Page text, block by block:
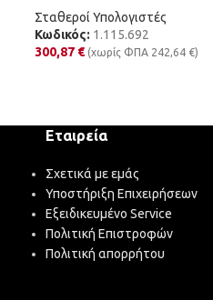
Σταθεροί Υπολογιστές
Κωδικός: 1.115.692
300,87 € (χωρίς ΦΠΑ 242,64 €)
Εταιρεία
Σχετικά με εμάς
Υποστήριξη Επιχειρήσεων
Εξειδικευμένο Service
Πολιτική Επιστροφών
Πολιτική απορρήτου